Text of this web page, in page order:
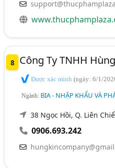
8 Công Ty TNHH
Được xác minh(ngày: 6/1/
Ngành: BIA - NHẬP KHẨU VÀ
38 Ngọc Hồi, Q. Liên
0906.693.242